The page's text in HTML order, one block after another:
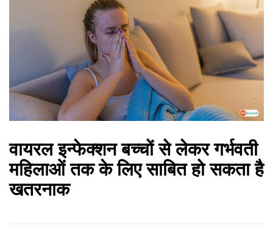
वायरल इन्फेक्शन बच्चों से लेकर गर्भवती
महिलाओं तक के लिए साबित हो सकता है
खतरनाक